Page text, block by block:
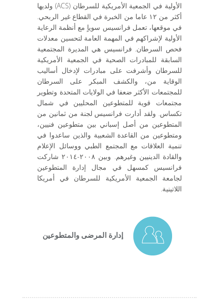
الأولية في الجمعية الأمريكية للسرطان (ACS) ولديها
أكثر من ١٢ عاما من الخبرة في القطاع غير الربحي.
في موقعها، تعمل فرانسيس سوياٍ مع أنظمة الرعاية
الأولية لإشراكهم في المهمة العامة لتحسين معدلات
فحص السرطان. فرانسيس هي المديرة المجتمعية
السابقة للمبادرات الصحية في الجمعية الأمريكية
للسرطان وأشرفت على مبادرات لإدخال أساليب
الوقاية من، والكشف المبكر على السرطان
للمجتمعات الأكثر ضعفا في الولايات المتحدة وتطوير
مجتمعات قوية للمتطوعين المحليين في شمال
تكساس. ولقد أدارت فرانسيس لجنة من ثمانين من
المتطوعين من أصل إسباني بين متطوعين فنيين،
ومتطوعين من القاعدة الشعبية والذين ساعدوا في
تنمية العلاقات مع المجتمع الطبي ووسائل الإعلام
والقادة الدينيين وغيرهم. وبين ٢٠٠٨-٢٠١٤ شاركت
فرانسيس كمسهل في مجال إدارة المتطوعين
لجامعة الجمعية الأمريكية للسرطان في أمريكا
اللاتينية.
إدارة المرضى والمتطوعين